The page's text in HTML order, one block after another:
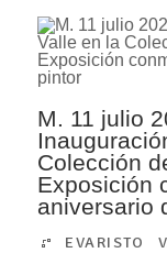
M. 11 julio
Colección
Exposición
aniversario
EVARISTO